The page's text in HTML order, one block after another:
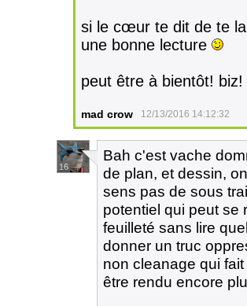
si le cœur te dit de te
une bonne lecture
peut être à bientôt! biz!
mad crow 12/13/2016 14:12:32
16
Bah c'est vache
de plan, et dessin,
sens pas de sous
potentiel qui peut se
feuilleté sans lire
donner un truc
non cleanage qui
être rendu encore